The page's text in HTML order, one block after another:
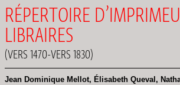
RÉPERTOIRE
LIBRAIRES
(VERS 1470-VERS 1830)
Jean Dominique Mellot, Élisabeth Queval,